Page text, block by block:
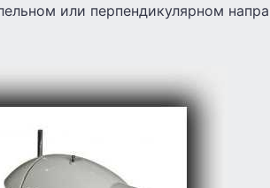
или перпендикулярном